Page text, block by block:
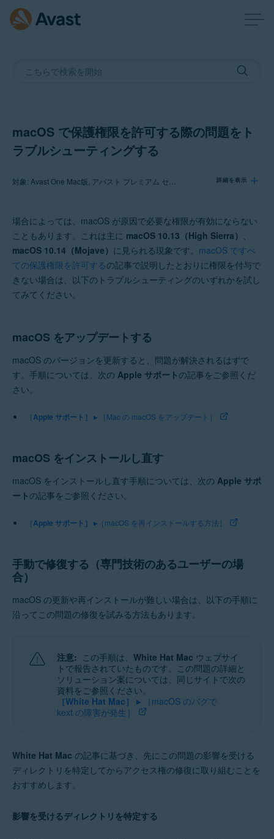
macOS で保護権限を許可する際の問題をト
ラブルシューティングする
詳細を表示
製品:
アバスト プレミアム セキュリティ 15.x Mac 版
アバスト セキュリティ 15.x Mac 版
オペレーティング システム:
Apple macOS 12.x（Monterey）
Apple macOS 11.x（Big Sur）
Apple macOS 10.14.x（Mojave）
Apple macOS 10.13.x（High Sierra）
場合によっては、macOS が原因で必要な権限が有効にならない
こともあります。これは主に macOS 10.13（High Sierra） 、
macOS 10.14（Mojave） に見られる現象です。 macOS ですべ
ての保護権限を許可するの記事で説明したとおりに権限を付与で
きない場合は、以下のトラブルシューティングのいずれかを試し
てみてください。
macOS をアップデートする
macOS のバージョンを更新すると、問題が解決されるはずで
す。手順については、次の Apple サポート の記事をご参照くだ
さい。
［Apple サポート］ ▸ ［Mac の macOS をアップデート］
macOS をインストールし直す
macOS をインストールし直す手順については、次の Apple サポ
ート の記事をご参照ください。
［Apple サポート］ ▸ ［macOS を再インストールする方法］
手動で修復する（専門技術のあるユーザーの場
合）
macOS の更新や再インストールが難しい場合は、以下の手順に
沿ってこの問題の修復を試みる方法もあります。
注意: この手順は、 White Hat Mac ウェブサイ
トで報告されていたものです。この問題の詳細と
ソリューション案については、同じサイトで次の
資料をご参照ください。
［White Hat Mac］ ▸ ［macOS のバグで
kext の障害が発生］
White Hat Mac の記事に基づき、先にこの問題の影響を受ける
ディレクトリを特定してからアクセス権の修復に取り組むことを
おすすめします。
影響を受けるディレクトリを特定する